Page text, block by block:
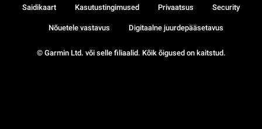
© Garmin Ltd. või selle filiaalid. Kõik õigused on kaitstud.
Saidikaart Kasutustingimused Privaatsus Security
Nõuetele vastavus Digitaalne juurdepääsetavus